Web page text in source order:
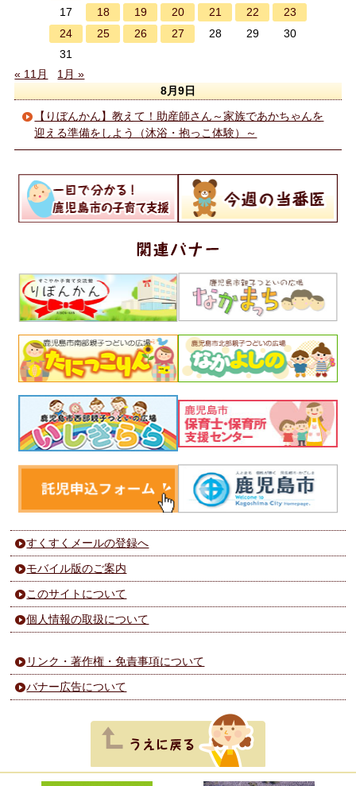
17
18 19 20 21 22
23
24
25 26 27 28 29
30
31
« 11月
1月 »
8月9日
【りぼんかん】教えて！助産師さん～家族であかちゃんを
迎える準備をしよう（沐浴・抱っこ体験）～
すくすくメールの登録へ
モバイル版のご案内
このサイトについて
個人情報の取扱について
リンク・著作権・免責事項について
バナー広告について